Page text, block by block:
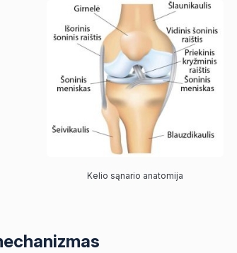
Kelio sąnario anatomija